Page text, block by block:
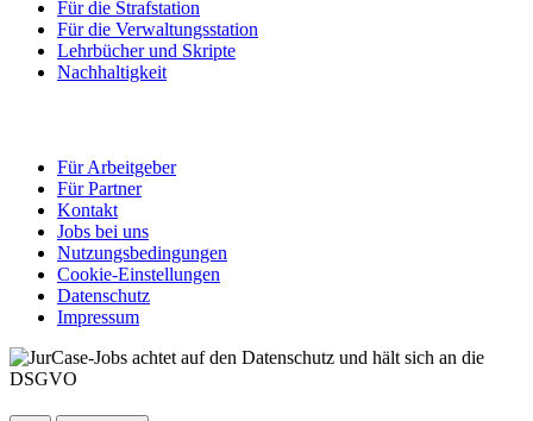
Für die Strafstation
Für die Verwaltungsstation
Lehrbücher und Skripte
Nachhaltigkeit
Für Arbeitgeber
Für Partner
Kontakt
Jobs bei uns
Nutzungsbedingungen
Cookie-Einstellungen
Datenschutz
Impressum